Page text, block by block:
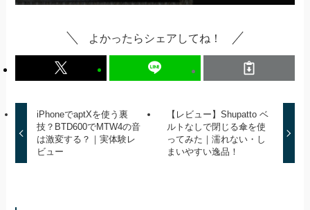
よかったらシェアしてね！
iPhoneでaptXを使う裏
技？BTD600でMTW4の音
は激変する？｜実体験レ
ビュー
【レビュー】Shupatto ベ
ルトなしで閉じる傘を使
ってみた｜濡れない・し
まいやすい逸品！